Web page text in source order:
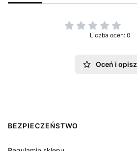
Liczba ocen: 0
Oceń i opisz
Linki w stopce
BEZPIECZEŃSTWO